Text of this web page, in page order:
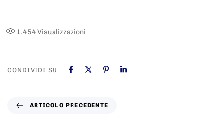
1.454 Visualizzazioni
CONDIVIDI SU
ARTICOLO PRECEDENTE